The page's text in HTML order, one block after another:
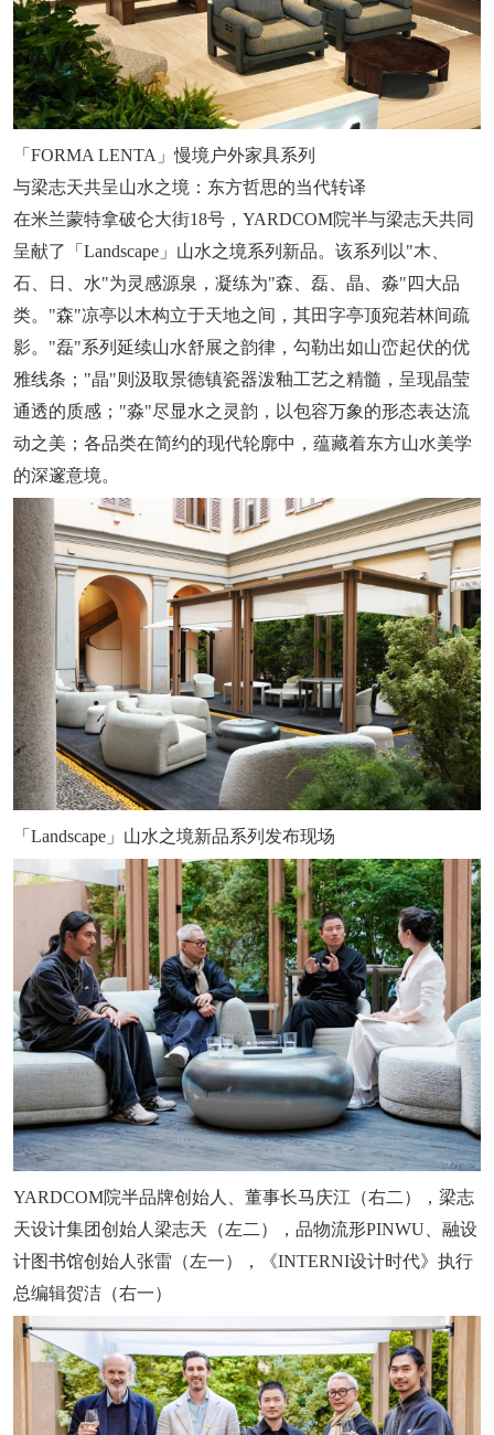
「FORMA LENTA」慢境户外家具系列
与梁志天共呈山水之境：东方哲思的当代转译
在米兰蒙特拿破仑大街18号，YARDCOM院半与梁志天共同
呈献了「Landscape」山水之境系列新品。该系列以"木、
石、日、水"为灵感源泉，凝练为"森、磊、晶、淼"四大品
类。"森"凉亭以木构立于天地之间，其田字亭顶宛若林间疏
影。"磊"系列延续山水舒展之韵律，勾勒出如山峦起伏的优
雅线条；"晶"则汲取景德镇瓷器泼釉工艺之精髓，呈现晶莹
通透的质感；"淼"尽显水之灵韵，以包容万象的形态表达流
动之美；各品类在简约的现代轮廓中，蕴藏着东方山水美学
的深邃意境。
「Landscape」山水之境新品系列发布现场
YARDCOM院半品牌创始人、董事长马庆江（右二），梁志
天设计集团创始人梁志天（左二），品物流形PINWU、融设
计图书馆创始人张雷（左一），《INTERNI设计时代》执行
总编辑贺洁（右一）